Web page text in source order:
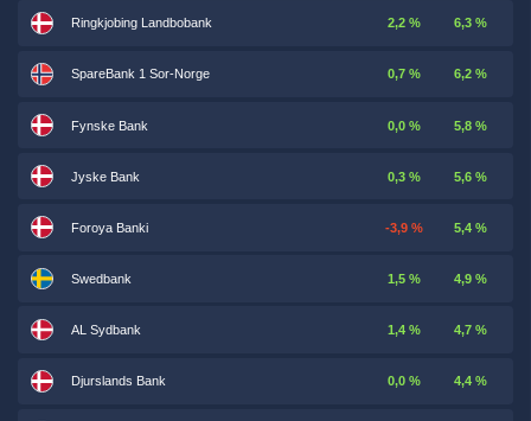
Ringkjobing Landbobank 2,2 % 6,3 %
SpareBank 1 Sor-Norge 0,7 % 6,2 %
Fynske Bank 0,0 % 5,8 %
Jyske Bank 0,3 % 5,6 %
Foroya Banki -3,9 % 5,4 %
Swedbank 1,5 % 4,9 %
AL Sydbank 1,4 % 4,7 %
Djurslands Bank 0,0 % 4,4 %